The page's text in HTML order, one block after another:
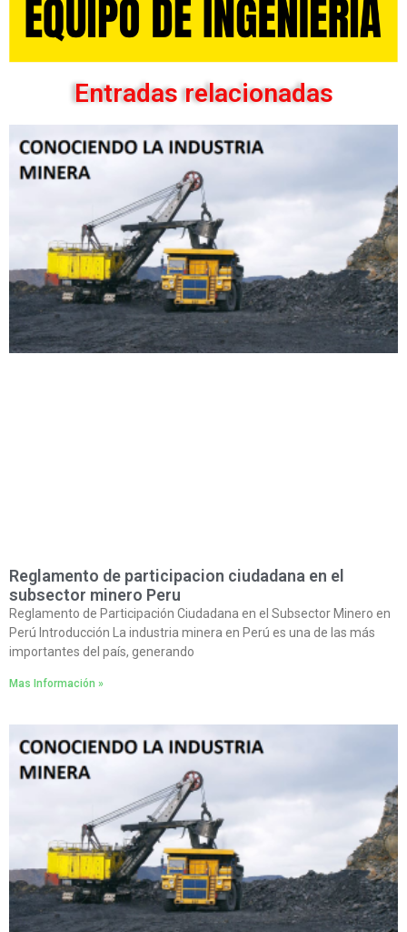
Entradas relacionadas
Reglamento de participacion ciudadana en el
subsector minero Peru
Reglamento de Participación Ciudadana en el Subsector Minero en
Perú Introducción La industria minera en Perú es una de las más
importantes del país, generando
Mas Información »